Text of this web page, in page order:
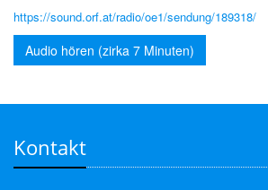
https://sound.orf.at/radio/oe1/sendung/189318/
Audio hören (zirka 7 Minuten)
Kontakt